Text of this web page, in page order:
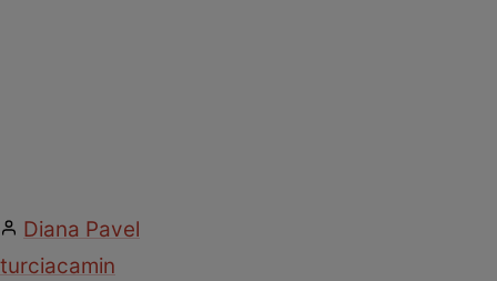
Diana Pavel
turciacamin